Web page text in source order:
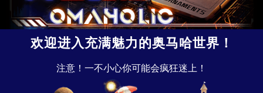
欢迎进入充满魅力的奥马哈世界！
注意！一不小心你可能会疯狂迷上！